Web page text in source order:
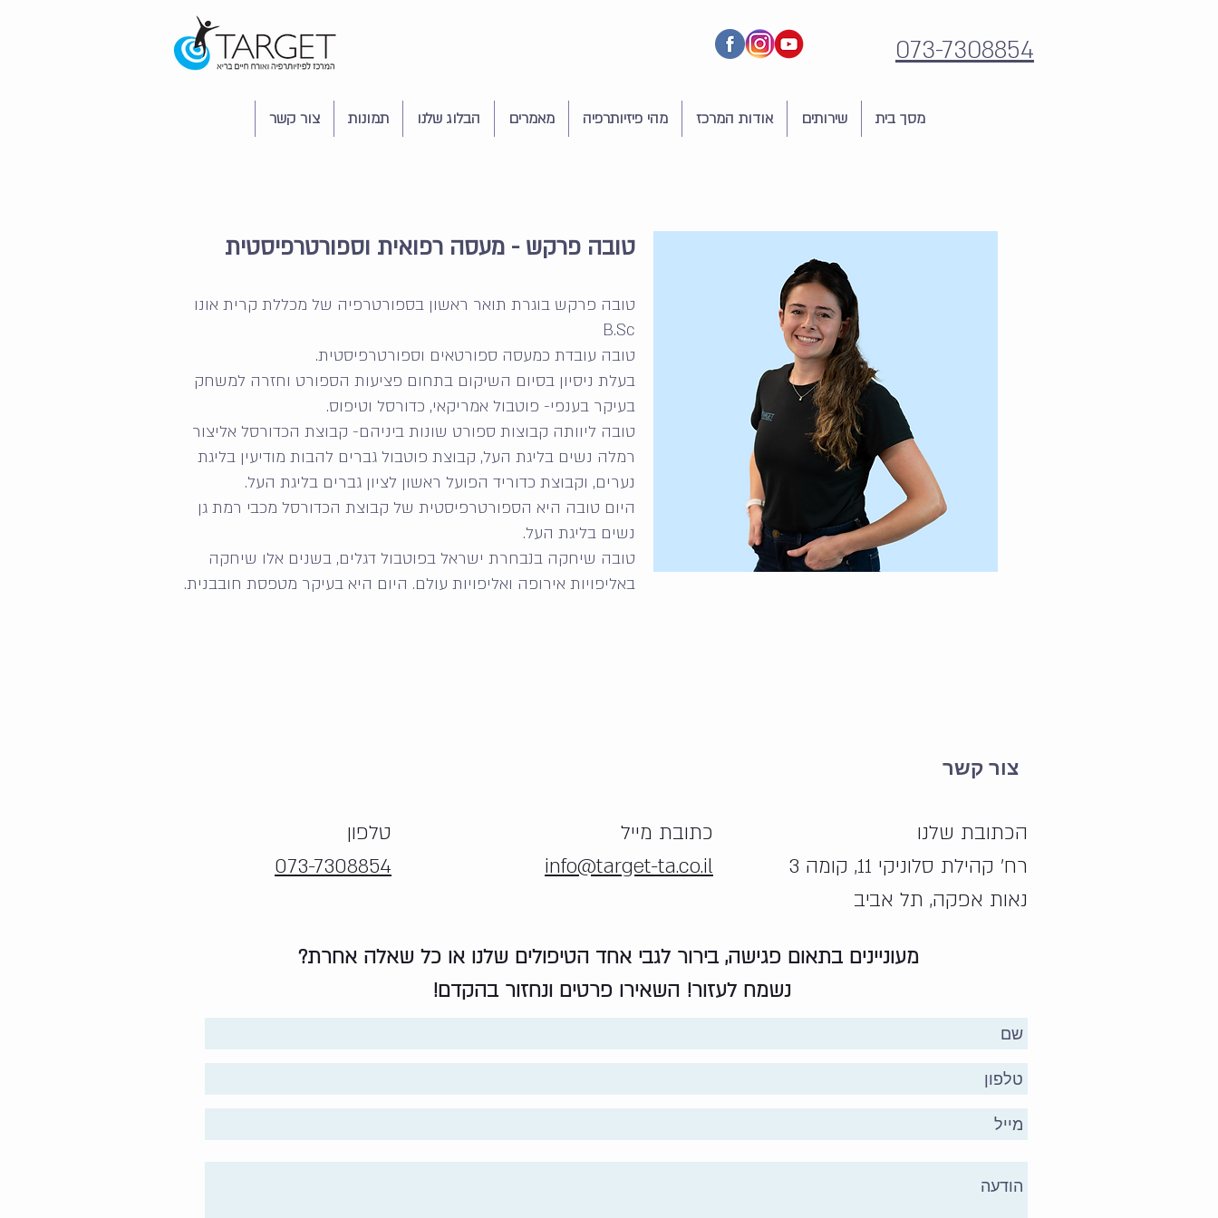
073-7308854
מסך בית שירותים אודות המרכז מהי פיזיותרפיה מאמרים הבלוג שלנו תמונות צור קשר
טובה פרקש - מעסה רפואית וספורטרפיסטית
טובה פרקש בוגרת תואר ראשון בספורטרפיה של מכללת קרית אונו
B.Sc
טובה עובדת כמעסה ספורטאים וספורטרפיסטית.
בעלת ניסיון בסיום השיקום בתחום פציעות הספורט וחזרה למשחק
בעיקר בענפי- פוטבול אמריקאי, כדורסל וטיפוס.
טובה ליוותה קבוצות ספורט שונות ביניהם- קבוצת הכדורסל אליצור
רמלה נשים בליגת העל, קבוצת פוטבול גברים להבות מודיעין בליגת
נערים, וקבוצת כדוריד הפועל ראשון לציון גברים בליגת העל.
היום טובה היא הספורטרפיסטית של קבוצת הכדורסל מכבי רמת גן
נשים בליגת העל.
טובה שיחקה בנבחרת ישראל בפוטבול דגלים, בשנים אלו שיחקה
באליפויות אירופה ואליפויות עולם. היום היא בעיקר מטפסת חובבנית.
צור קשר
טלפון
073-7308854
כתובת מייל
info@target-ta.co.il
הכתובת שלנו
רח' קהילת סלוניקי 11, קומה 3
נאות אפקה, תל אביב
מעוניינים בתאום פגישה, בירור לגבי אחד הטיפולים שלנו או כל שאלה אחרת?
נשמח לעזור! השאירו פרטים ונחזור בהקדם!